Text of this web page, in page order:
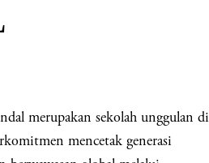
merupakan sekolah unggulan di
mencetak generasi